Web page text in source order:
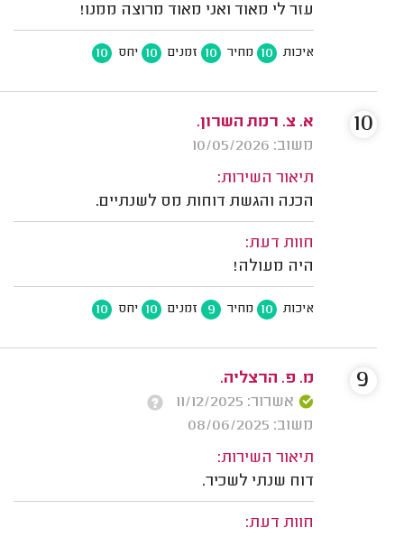
עזר לי מאוד ואני מאוד מרוצה ממנו!
איכות 10 מחיר 10 זמנים 10 יחס 10
א. צ. רמת השרון.
משוב: 10/05/2026
תיאור השירות:
הכנה והגשת דוחות מס לשנתיים.
חוות דעת:
היה מעולה!
איכות 10 מחיר 9 זמנים 10 יחס 10
10
מ. פ. הרצליה.
אשרור: 11/12/2025
משוב: 08/06/2025
תיאור השירות:
דוח שנתי לשכיר.
חוות דעת:
9